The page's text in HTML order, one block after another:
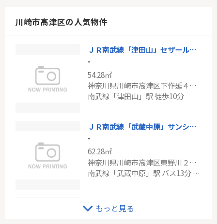
77.46㎡
川崎市高津区の人気物件
ＪＲ南武線「津田山」セザール第2梶ヶ谷
-
54.28㎡
神奈川県川崎市高津区下作延４丁目
南武線「津田山」駅 徒歩10分
ＪＲ南武線「武蔵中原」サンシャインスペース野川
-
62.28㎡
神奈川県川崎市高津区東野川２丁目
南武線「武蔵中原」駅 バス13分 「山崎」 停歩2分
ニューウェルテラス元住吉
-
もっと見る